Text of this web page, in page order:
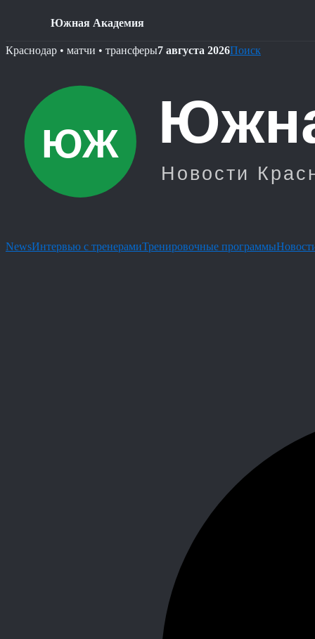
Южная Академия
Skip
Краснодар • матчи • трансферы7 августа 2026Поиск
NewsИнтервью с тренерамиТренировочные программы